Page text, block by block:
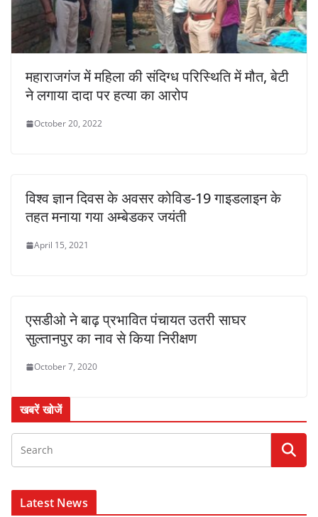
महाराजगंज में महिला की संदिग्ध परिस्थिति में मौत, बेटी
ने लगाया दादा पर हत्या का आरोप
October 20, 2022
विश्व ज्ञान दिवस के अवसर कोविड-19 गाइडलाइन के
तहत मनाया गया अम्बेडकर जयंती
April 15, 2021
एसडीओ ने बाढ़ प्रभावित पंचायत उतरी साघर
सुल्तानपुर का नाव से किया निरीक्षण
October 7, 2020
खबरें खोजें
Latest News